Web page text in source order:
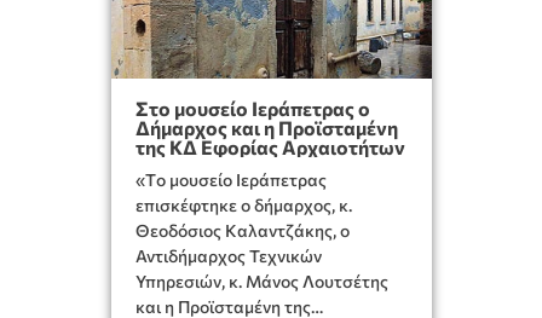
Στο μουσείο Ιεράπετρας ο
Δήμαρχος και η Προϊσταμένη
της ΚΔ Εφορίας Αρχαιοτήτων
«Tο μουσείο Ιεράπετρας
επισκέφτηκε ο δήμαρχος, κ.
Θεοδόσιος Καλαντζάκης, ο
Αντιδήμαρχος Τεχνικών
Υπηρεσιών, κ. Μάνος Λουτσέτης
και η Προϊσταμένη της